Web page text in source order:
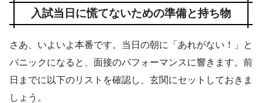
入試当日に慌てないための準備と持ち物
さあ、いよいよ本番です。当日の朝に「あれがない！」と
パニックになると、面接のパフォーマンスに響きます。前
日までに以下のリストを確認し、玄関にセットしておきま
しょう。